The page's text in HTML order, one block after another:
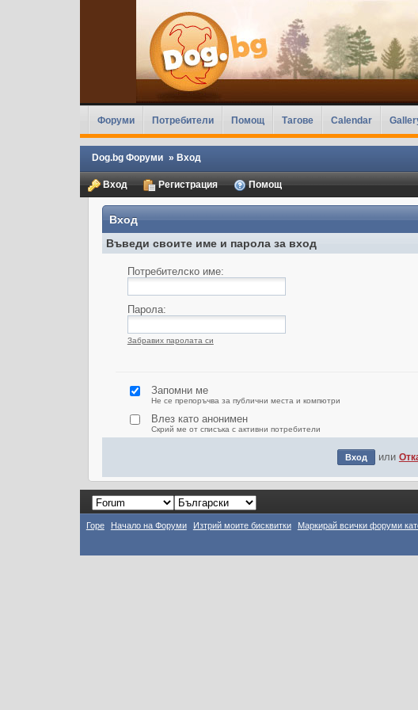
Форуми Потребители Помощ Тагове Calendar
Dog.bg Форуми » Вход
Вход Регистрация Помощ
Вход
Въведи своите име и парола за вход
Потребителско име:
Парола:
Забравих паролата си
Запомни ме
Не се препоръчва за публични места и компютри
Влез като анонимен
Скрий ме от списъка с активни потребители
или
Горе Начало на Форуми Изтрий моите бисквитки Маркирай всички форуми